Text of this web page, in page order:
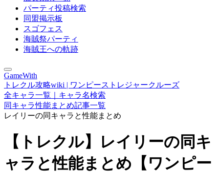
パーティ投稿検索
同盟掲示板
スゴフェス
海賊祭パーティ
海賊王への軌跡
GameWith
トレクル攻略wiki | ワンピーストレジャークルーズ
全キャラ一覧｜キャラ名検索
同キャラ性能まとめ記事一覧
レイリーの同キャラと性能まとめ
【トレクル】レイリーの同キ
ャラと性能まとめ【ワンピー